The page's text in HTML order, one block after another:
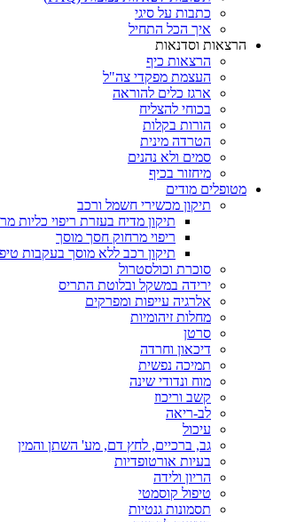
כתבות על סיגי
איך הכל התחיל
הרצאות וסדנאות
הרצאות כיף
העצמת מפקדי צה"ל
ארגז כלים להוראה
בכוחי להצליח
הורות בקלות
הטרדה מינית
סמים ולא נהנים
מיחזור בכיף
מטופלים מודים
תיקון מכשירי חשמל ורכב
תיקון מדיח בעזרת ריפוי כליות
ריפוי מרחוק חסך מוסך
תיקון רכב ללא מוסך בעקבות
סוכרת וכולסטרול
ירידה במשקל ובלוטת התריס
אלרגיה עייפות ומפרקים
מחלות זיהומיות
סרטן
דיכאון וחרדה
תמיכה נפשית
מוח ונדודי שינה
קשב וריכוז
לב-ריאה
עיכול
גב, ברכיים, לחץ דם, מע' השתן והמין
בעיות אורטופדיות
הריון ולידה
טיפול קוסמטי
תסמונות גנטיות